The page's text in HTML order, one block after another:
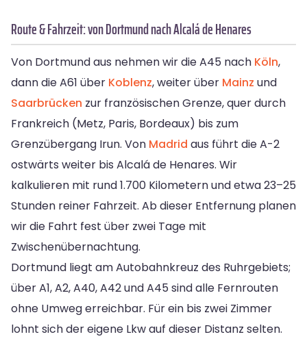
Route & Fahrzeit: von Dortmund nach Alcalá de Henares
Von Dortmund aus nehmen wir die A45 nach Köln,
dann die A61 über Koblenz, weiter über Mainz und
Saarbrücken zur französischen Grenze, quer durch
Frankreich (Metz, Paris, Bordeaux) bis zum
Grenzübergang Irun. Von Madrid aus führt die A-2
ostwärts weiter bis Alcalá de Henares. Wir
kalkulieren mit rund 1.700 Kilometern und etwa 23–25
Stunden reiner Fahrzeit. Ab dieser Entfernung planen
wir die Fahrt fest über zwei Tage mit
Zwischenübernachtung.
Dortmund liegt am Autobahnkreuz des Ruhrgebiets;
über A1, A2, A40, A42 und A45 sind alle Fernrouten
ohne Umweg erreichbar. Für ein bis zwei Zimmer
lohnt sich der eigene Lkw auf dieser Distanz selten.